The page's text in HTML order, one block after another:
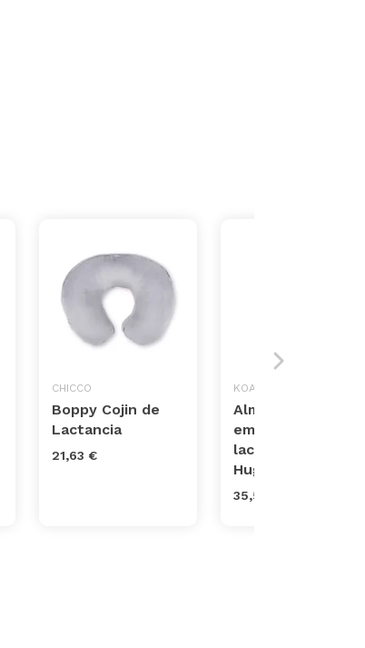
CHICCO
Boppy Cojin de
Lactancia
21,63 €
KOALA BABYCARE
Almohada de
embarazo y
lactancia Koala
Hugs
35,53 €